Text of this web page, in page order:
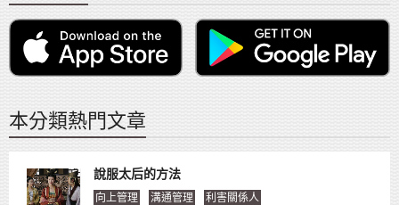
本分類熱門文章
說服太后的方法
向上管理 溝通管理 利害關係人